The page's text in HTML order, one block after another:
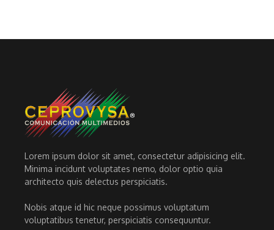
Lorem ipsum dolor sit amet, consectetur adipisicing elit.
Minima incidunt voluptates nemo, dolor optio quia
architecto quis delectus perspiciatis.
Nobis atque id hic neque possimus voluptatum
voluptatibus tenetur, perspiciatis consequuntur.